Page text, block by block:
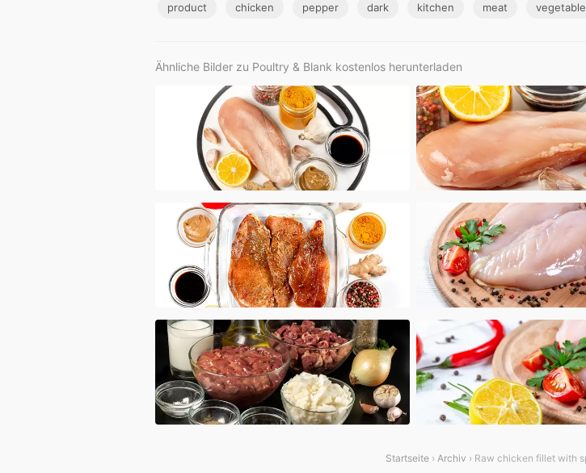
product chicken pepper dark kitchen meat vegetable
Ähnliche Bilder zu Poultry & Blank kostenlos herunterladen
Startseite› Archiv › Raw chicken fillet with